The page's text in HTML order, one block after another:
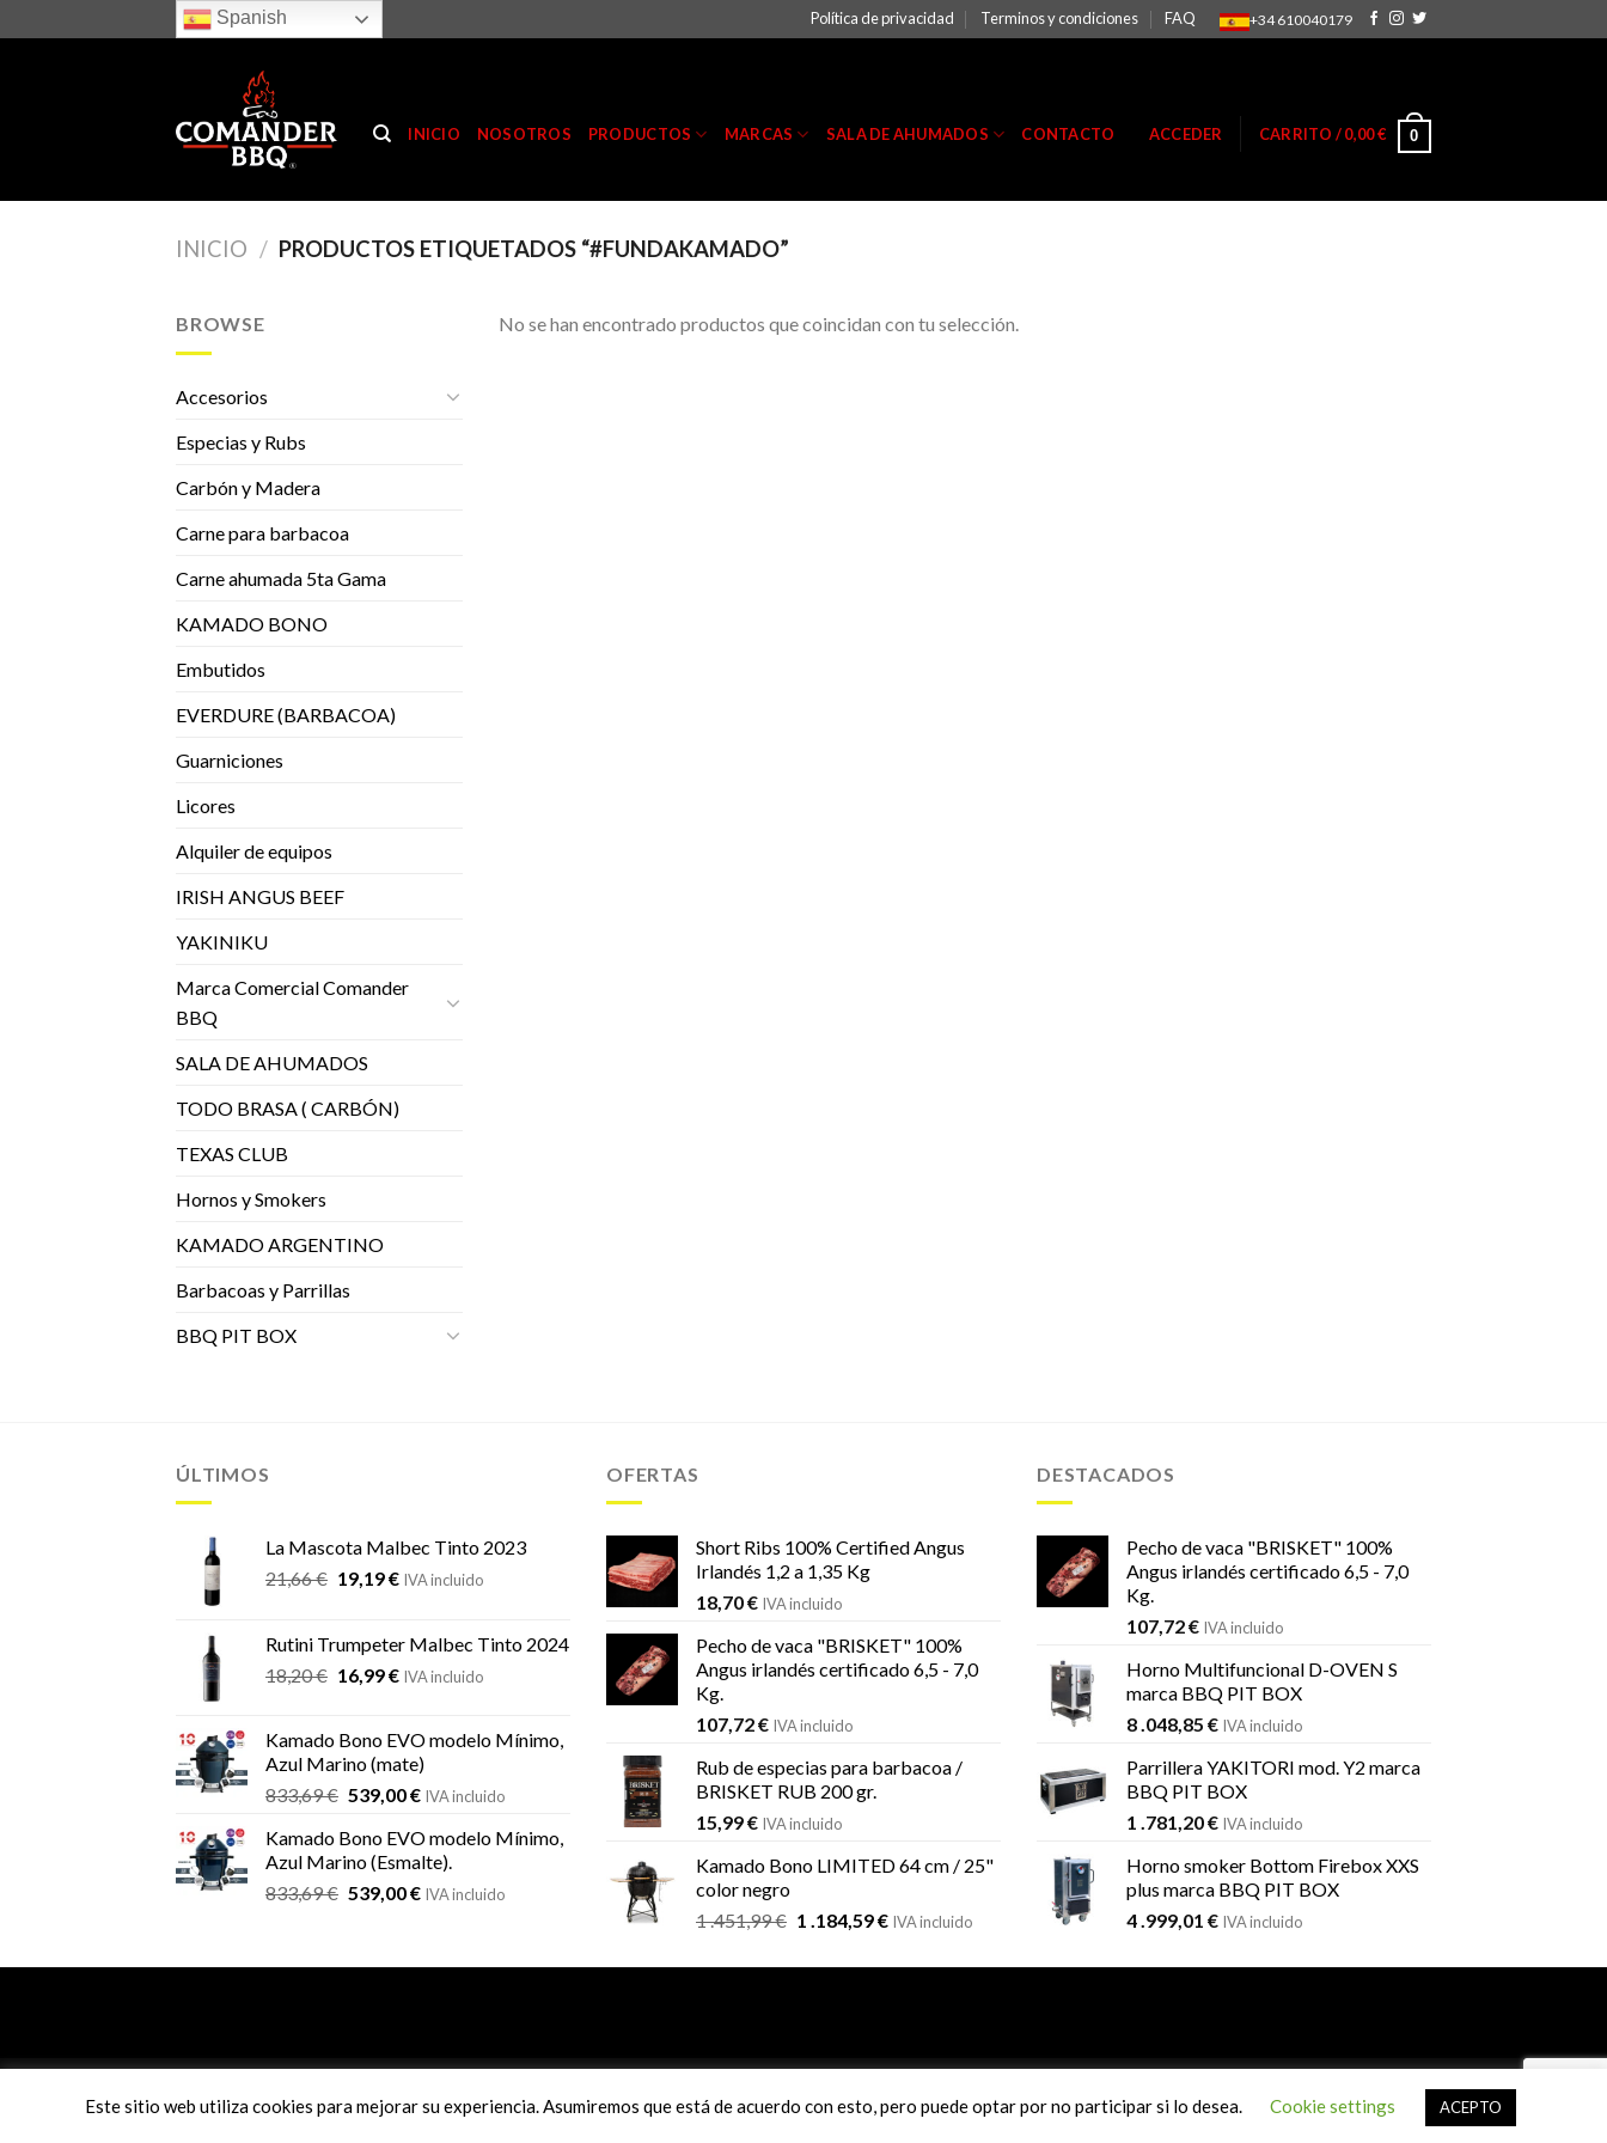
to
Spanish Política de privacidad Terminos y condiciones FAQ +34 610040179
INICIO NOSOTROS PRODUCTOS MARCAS SALA DE AHUMADOS CONTACTO ACCEDER CARRITO /0,00€ 0
INICIO / PRODUCTOS ETIQUETADOS “#FUNDAKAMADO”
BROWSE
Accesorios
Especias y Rubs
Carbón y Madera
Carne para barbacoa
Carne ahumada 5ta Gama
KAMADO BONO
Embutidos
EVERDURE (BARBACOA)
Guarniciones
Licores
Alquiler de equipos
IRISH ANGUS BEEF
YAKINIKU
Marca Comercial Comander
BBQ
SALA DE AHUMADOS
TODO BRASA ( CARBÓN)
TEXAS CLUB
Hornos y Smokers
KAMADO ARGENTINO
Barbacoas y Parrillas
BBQ PIT BOX
No se han encontrado productos que coincidan con tu selección.
ÚLTIMOS
La Mascota Malbec Tinto 2023
21,66€ El
era:
21,66 €.
19,19€El
es:
19,19 €.
IVA incluido
Rutini Trumpeter Malbec Tinto 2024
18,20€ El
era:
18,20 €.
16,99€El
es:
16,99 €.
IVA incluido
Kamado Bono EVO modelo Mínimo,
Azul Marino (mate)
833,69€ El
original
era:
833,69 €.
539,00€El
actual
es:
539,00 €.
IVA incluido
Kamado Bono EVO modelo Mínimo,
Azul Marino (Esmalte).
833,69€ El
era:
539,00€El
es:
IVA incluido
OFERTAS
Short Ribs 100% Certified Angus
Irlandés 1,2 a 1,35 Kg
18,70€ IVA incluido
Pecho de vaca "BRISKET" 100%
Angus irlandés certificado 6,5 - 7,0
Kg.
107,72€ IVA incluido
Rub de especias para barbacoa /
BRISKET RUB 200 gr.
15,99€ IVA incluido
Kamado Bono LIMITED 64 cm / 25"
color negro
1 .451,99€ El
original
1 .184,59€El
actual
IVA incluido
DESTACADOS
Pecho de vaca "BRISKET" 100%
Angus irlandés certificado 6,5 - 7,0
Kg.
107,72€ IVA incluido
Horno Multifuncional D-OVEN S
marca BBQ PIT BOX
8 .048,85 € IVA incluido
Parrillera YAKITORI mod. Y2 marca
BBQ PIT BOX
1 .781,20€ IVA incluido
Horno smoker Bottom Firebox XXS
plus marca BBQ PIT BOX
4 .999,01 € IVA incluido
Pago seguro con sistema REDSYS
Este sitio web utiliza cookies para mejorar su experiencia. Asumiremos que está de acuerdo con esto, pero puede optar por no participar si lo desea. Cookie settings ACEPTO